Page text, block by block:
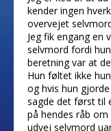
kender ingen
overvejet
Jeg fik engang en
selvmord fordi
beretning var at
Hun føltet ikke
og hvis hun
sagde det først til
på hendes råb
udvej selvmord